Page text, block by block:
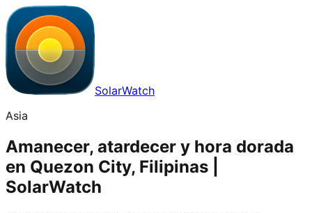
SolarWatch
Asia
Amanecer, atardecer y hora dorada
en Quezon City, Filipinas |
SolarWatch